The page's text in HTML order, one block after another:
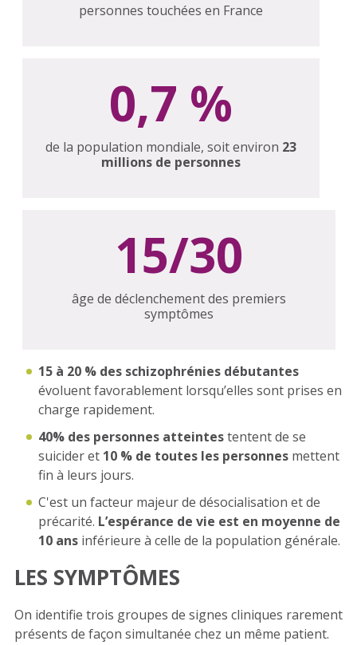
personnes touchées en France
0,7 %
de la population mondiale, soit environ 23
millions de personnes
15/30
âge de déclenchement des premiers
symptômes
15 à 20 % des schizophrénies débutantes
évoluent favorablement lorsqu’elles sont prises en
charge rapidement.
40% des personnes atteintestentent de se
suicider et 10 % de toutes les personnes mettent
fin à leurs jours.
C'est un facteur majeur de désocialisation et de
précarité. L’espérance de vie est en moyenne de
10 ansinférieure à celle de la population générale.
LES SYMPTÔMES
On identifie trois groupes de signes cliniques rarement
présents de façon simultanée chez un même patient.